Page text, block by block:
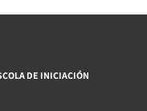
DE INICIACIÓN